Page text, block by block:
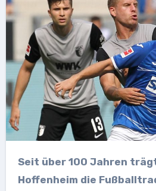
Seit über 100 Jahren trägt die TSG
Hoffenheim die